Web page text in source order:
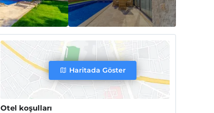
Haritada Göster
Otel koşulları